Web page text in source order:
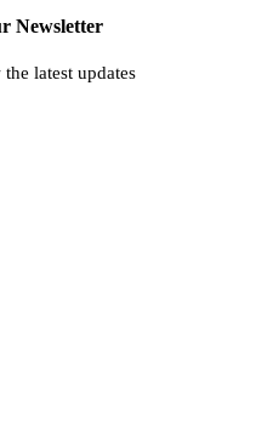
Newsletter
latest updates